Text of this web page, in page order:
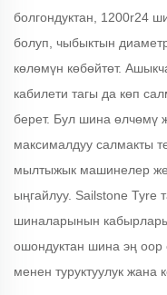
болгондуктан, 1200r24
болуп, чыбыктын
көлөмүн көбөйтөт.
кабилети тагы да көп
берет. Бул шина өлчөмү
максималдуу салмакты
мылтыжык машинелер же
ыңгайлуу. Sailstone Tyre
шиналарынын кабырлары
ошондуктан шина эң оор
менен туруктуулук жана